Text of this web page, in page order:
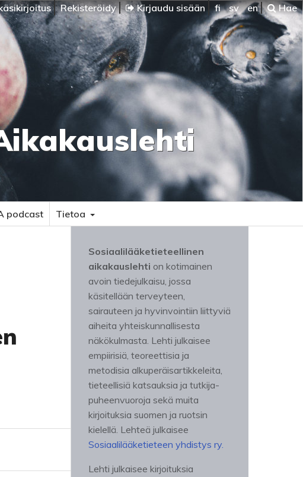
Rekisteröidy Kirjaudu sisään fi sv en Hae
podcast Tietoa
Sosiaalilääketieteellinen
aikakauslehti on kotimainen
avoin tiedejulkaisu, jossa
käsitellään terveyteen,
sairauteen ja hyvinvointiin liittyviä
aiheita yhteiskunnallisesta
näkökulmasta. Lehti julkaisee
empiirisiä, teoreettisia ja
metodisia alkuperäisartikkeleita,
tieteellisiä katsauksia ja tutkija-
puheenvuoroja sekä muita
kirjoituksia suomen ja ruotsin
kielellä. Lehteä julkaisee
Sosiaalilääketieteen yhdistys ry.
Lehti julkaisee kirjoituksia